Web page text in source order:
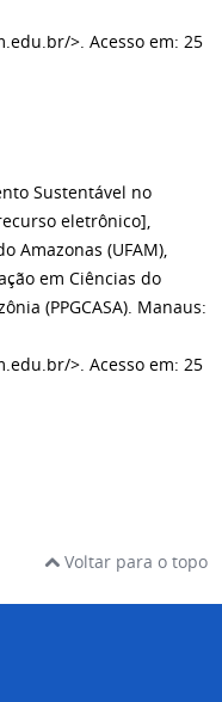
>. Acesso em: 25
Sustentável no
eletrônico],
Amazonas (UFAM),
em Ciências do
(PPGCASA). Manaus:
>. Acesso em: 25
Voltar para o topo